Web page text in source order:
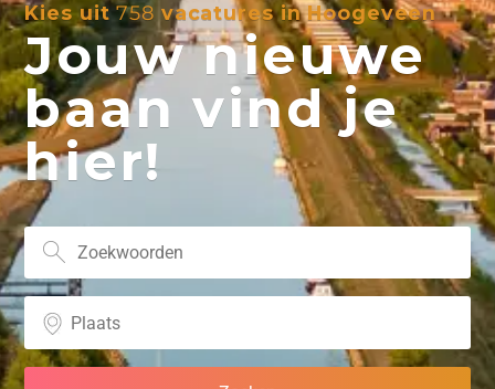
Kies uit758 vacatures in Hoogeveen
Jouw nieuwe
baan vind je
hier!